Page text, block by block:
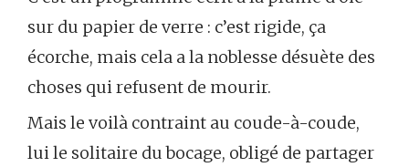
sur du papier de verre : c’est rigide, ça
écorche, mais cela a la noblesse désuète des
choses qui refusent de mourir.
Mais le voilà contraint au coude-à-coude,
lui le solitaire du bocage, obligé de partager